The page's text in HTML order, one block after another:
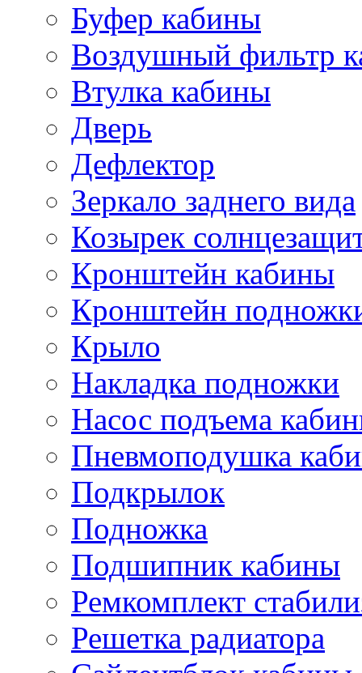
Буфер кабины
Воздушный фильтр
Втулка кабины
Дверь
Дефлектор
Зеркало заднего вида
Козырек
Кронштейн кабины
Кронштейн
Крыло
Накладка подножки
Насос подъема
Пневмоподушка
Подкрылок
Подножка
Подшипник кабины
Ремкомплект
Решетка радиатора